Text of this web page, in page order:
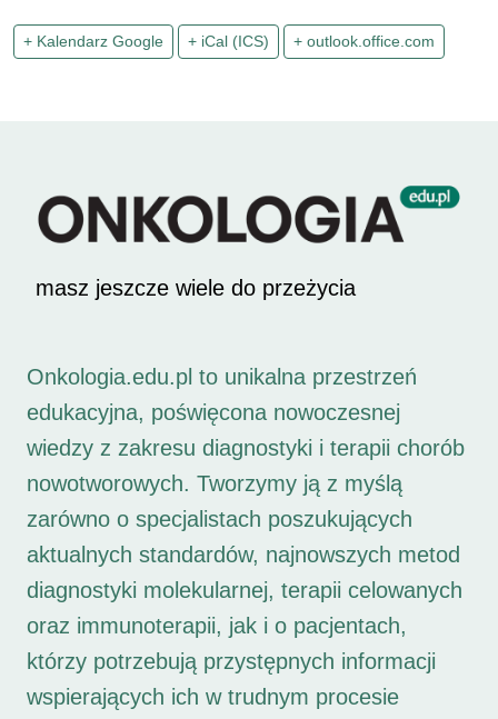
+ Kalendarz Google + iCal (ICS) + outlook.office.com
masz jeszcze wiele do przeżycia
Onkologia.edu.pl to unikalna przestrzeń
edukacyjna, poświęcona nowoczesnej
wiedzy z zakresu diagnostyki i terapii chorób
nowotworowych. Tworzymy ją z myślą
zarówno o specjalistach poszukujących
aktualnych standardów, najnowszych metod
diagnostyki molekularnej, terapii celowanych
oraz immunoterapii, jak i o pacjentach,
którzy potrzebują przystępnych informacji
wspierających ich w trudnym procesie